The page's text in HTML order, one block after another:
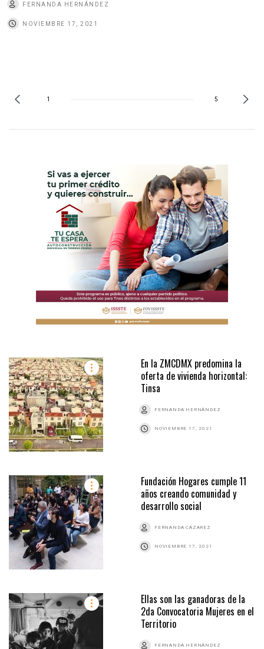
FERNANDA HERNÁNDEZ
NOVIEMBRE 17, 2021
1 5
En la ZMCDMX predomina la
oferta de vivienda horizontal:
Tinsa
FERNANDA HERNÁNDEZ
NOVIEMBRE 17, 2021
Fundación Hogares cumple 11
años creando comunidad y
desarrollo social
FERNANDA CÁZAREZ
NOVIEMBRE 17, 2021
Ellas son las ganadoras de la
2da Convocatoria Mujeres en el
Territorio
FERNANDA HERNÁNDEZ